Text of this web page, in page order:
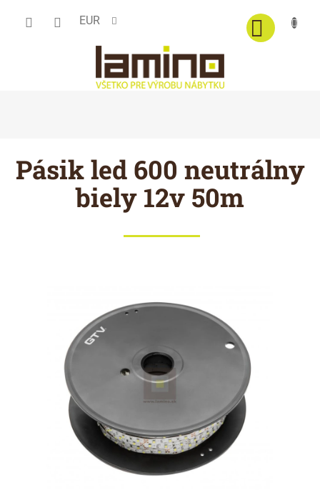
EUR
Pásik led 600 neutrálny
biely 12v 50m